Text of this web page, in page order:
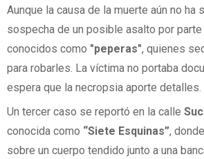
Aunque la causa de la muerte aún no ha
sospecha de un posible asalto por
conocidos como "peperas", quienes
para robarles. La víctima no portaba
espera que la necropsia aporte detalles.
Un tercer caso se reportó en la calle
conocida como “Siete Esquinas”,
sobre un cuerpo tendido junto a una